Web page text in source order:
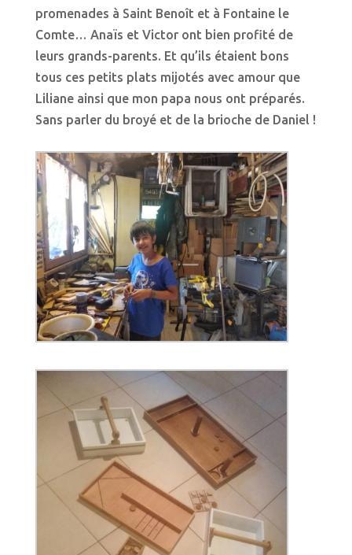
promenades à Saint Benoît et à Fontaine le
Comte… Anaïs et Victor ont bien profité de
leurs grands-parents. Et qu’ils étaient bons
tous ces petits plats mijotés avec amour que
Liliane ainsi que mon papa nous ont préparés.
Sans parler du broyé et de la brioche de Daniel !